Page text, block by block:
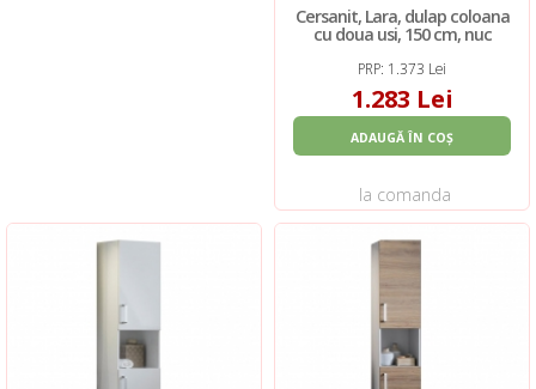
Cersanit, Lara, dulap coloana
cu doua usi, 150 cm, nuc
PRP: 1.373 Lei
1.283 Lei
ADAUGĂ ÎN COȘ
la comanda